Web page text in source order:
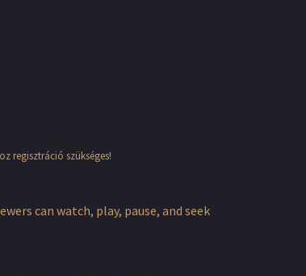
regisztráció szükséges!
can watch, play, pause, and seek